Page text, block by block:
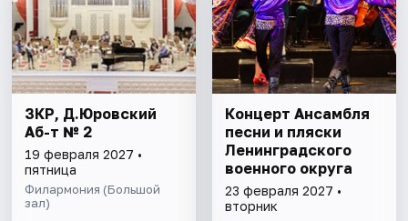
ЗКР, Д.Юровский
Аб-т № 2
19 февраля 2027 •
пятница
Филармония (Большой
зал)
Концерт Ансамбля
песни и пляски
Ленинградского
военного округа
23 февраля 2027 •
вторник